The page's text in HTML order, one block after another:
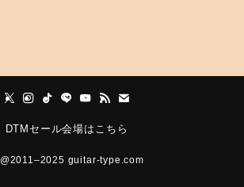
DTMセール会場はこちら
@2011–2025 guitar-type.com